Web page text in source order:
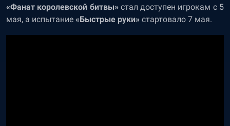
«Фанат королевской битвы»стал доступен игрокам с 5
мая, а испытание «Быстрые руки» стартовало 7 мая.